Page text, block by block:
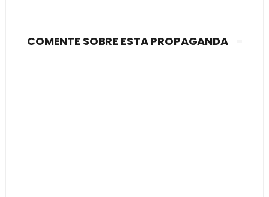
COMENTE SOBRE ESTA PROPAGANDA